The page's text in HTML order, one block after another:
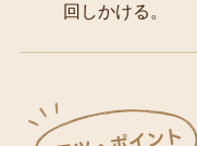
回しかける。